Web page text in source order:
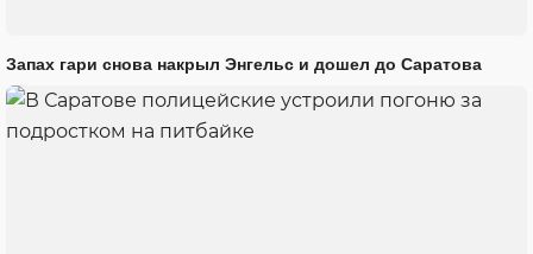
Запах гари снова накрыл Энгельс и дошел до Саратова